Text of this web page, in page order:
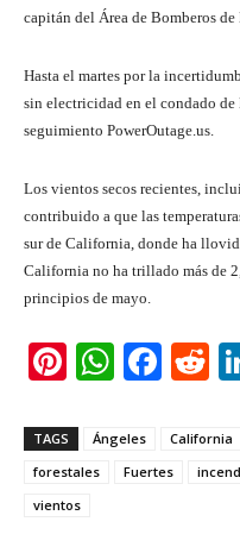
capitán del Área de Bomberos
Hasta el martes por la
sin electricidad en el condado
seguimiento PowerOutage.us.
Los vientos secos recientes,
contribuido a que las
sur de California, donde ha
California no ha trillado más de
principios de mayo.
Pi
er
e
st
W
at
s
F
c
e
R
d
di
TAGS Ángeles California
forestales
Fuertes
vientos